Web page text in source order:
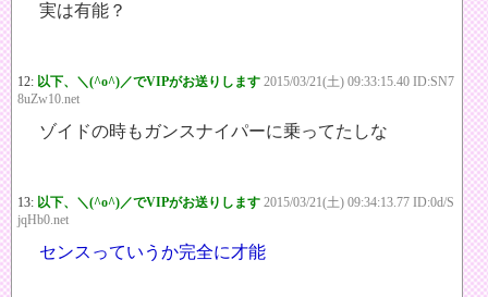
実は有能？
12: 以下、＼(^o^)／でVIPがお送りします 2015/03/21(土) 09:33:15.40 ID:SN7
8uZw10.net
ゾイドの時もガンスナイパーに乗ってたしな
13: 以下、＼(^o^)／でVIPがお送りします 2015/03/21(土) 09:34:13.77 ID:0d/S
jqHb0.net
センスっていうか完全に才能